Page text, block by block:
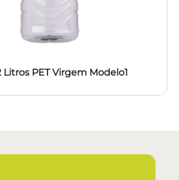
Litros PET Virgem Modelo1